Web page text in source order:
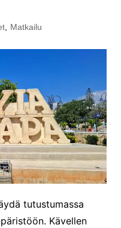
, Matkailu
tutustumassa
Kävellen